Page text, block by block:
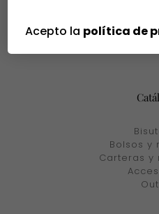
Bolsos y
Carteras y
Acepto la política de